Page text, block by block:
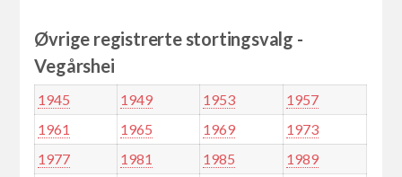
Øvrige registrerte stortingsvalg -
Vegårshei
1945 1949 1953
1957
1961
1965 1969
1973
1977
1981 1985
1989